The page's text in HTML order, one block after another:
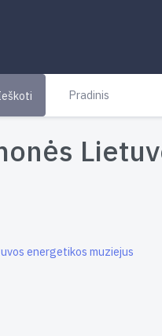
Pradinis
energetikos muziejus